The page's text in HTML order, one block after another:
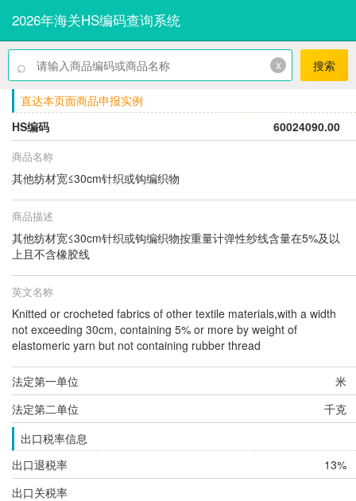
2026年海关HS编码查询系统
⌕ x 搜索
直达本页面商品申报实例
HS编码
60024090.00
商品名称
其他纺材宽≤30cm针织或钩编织物
商品描述
其他纺材宽≤30cm针织或钩编织物按重量计弹性纱线含量在5%及以
上且不含橡胶线
英文名称
Knitted or crocheted fabrics of other textile materials,with a width
not exceeding 30cm, containing 5% or more by weight of
elastomeric yarn but not containing rubber thread
法定第一单位
米
法定第二单位
千克
出口税率信息
出口退税率
13%
出口关税率